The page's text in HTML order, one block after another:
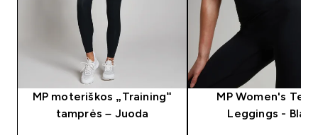
MP moteriškos „Training“
tamprės – Juoda
MP Women's
Leggings - Black